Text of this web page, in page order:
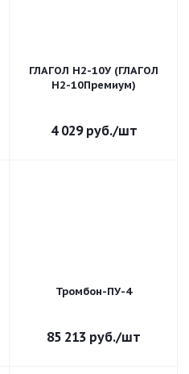
ГЛАГОЛ Н2-10У (ГЛАГОЛ
Н2-10Премиум)
4 029руб./шт
Тромбон-ПУ-4
85 213 руб./шт